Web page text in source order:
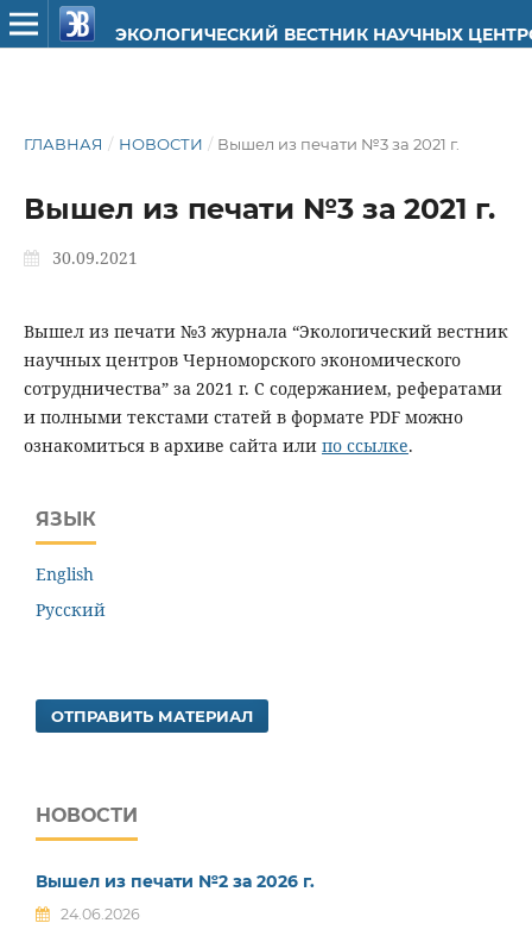
ЭКОЛОГИЧЕСКИЙ ВЕСТНИК НАУЧНЫХ
ГЛАВНАЯ / НОВОСТИ / Вышел из печати №3 за 2021 г.
Вышел из печати №3 за 2021 г.
30.09.2021
Вышел из печати №3 журнала “Экологический вестник
научных центров Черноморского экономического
сотрудничества” за 2021 г. С содержанием, рефератами
и полными текстами статей в формате PDF можно
ознакомиться в архиве сайта или по ссылке.
ЯЗЫК
English
Русский
ОТПРАВИТЬ МАТЕРИАЛ
НОВОСТИ
Вышел из печати №2 за 2026 г.
24.06.2026